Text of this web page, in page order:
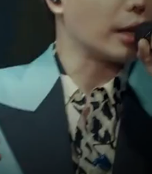
Đám cưới được 10
éo le vợ ôm vàng bỏ
Hoài Anh 04/04/2023 17:07 . GIA ĐÌNH
Tín Phật chàng trai
nghề hướng thiện,